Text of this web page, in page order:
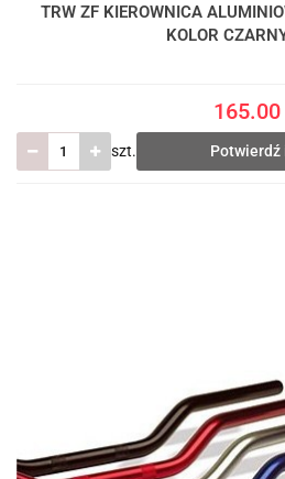
TRW ZF KIEROWNICA
KOLOR
165.00
szt. Potwierdź